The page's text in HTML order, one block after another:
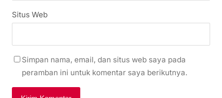
Situs Web
Simpan nama, email, dan situs web saya pada
peramban ini untuk komentar saya berikutnya.